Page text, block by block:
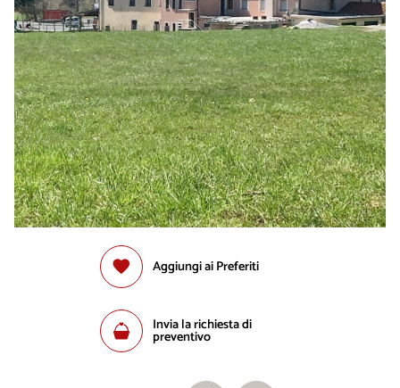
Aggiungi ai Preferiti
Invia la richiesta di
preventivo